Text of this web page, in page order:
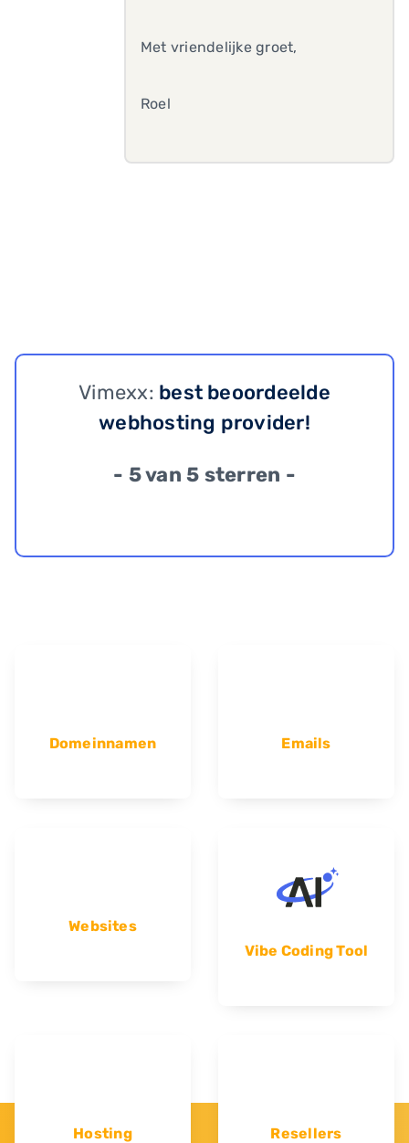
Met vriendelijke groet,
Roel
Vimexx: best beoordeelde
webhosting provider!
- 5 van 5 sterren -
Domeinnamen Emails
Websites
Vibe Coding Tool
Hosting Resellers